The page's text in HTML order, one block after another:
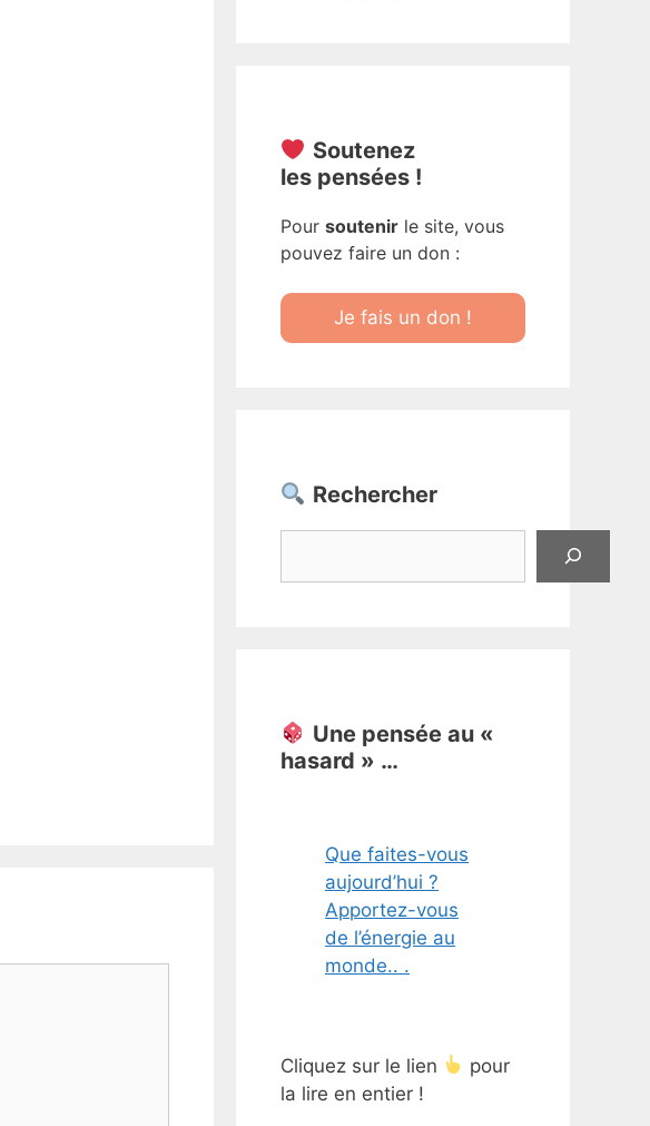
Soutenez
les pensées !
Pour soutenir le site, vous
pouvez faire un don :
Je fais un don !
Rechercher
Une pensée au «
hasard » …
Que faites-vous
aujourd’hui ?
Apportez-vous
de l’énergie au
monde.. .
Cliquez sur le lien
pour
la lire en entier !